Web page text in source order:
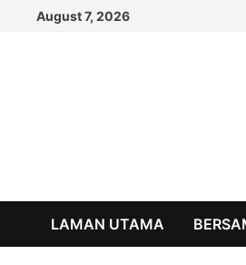
August 7, 2026
LAMAN UTAMA